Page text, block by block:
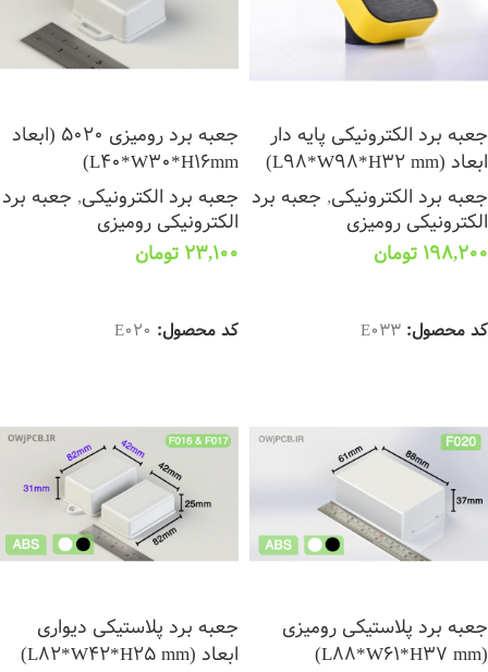
جعبه برد الکترونیکی پایه دار
ابعاد (L98*W98*H32 mm)
جعبه برد الکترونیکی, جعبه برد
الکترونیکی رومیزی
198,200 تومان
کد محصول: E033
جعبه برد رومیزی 5020 (ابعاد
L40*W30*H16mm)
جعبه برد الکترونیکی, جعبه برد
الکترونیکی رومیزی
23,100 تومان
کد محصول: E020
جعبه برد پلاستیکی رومیزی
(L88*W61*H37 mm)
جعبه برد پلاستیکی دیواری
ابعاد (L82*W42*H25 mm)